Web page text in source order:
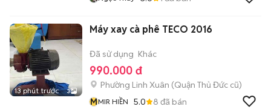
13 phút trước 3
Máy xay cà phê TECO 2016
Đã sử dụng Khác
990.000 đ
Phường Linh Xuân (Quận Thủ Đức cũ)
MMIR HIỀN 5.0 8 đã bán